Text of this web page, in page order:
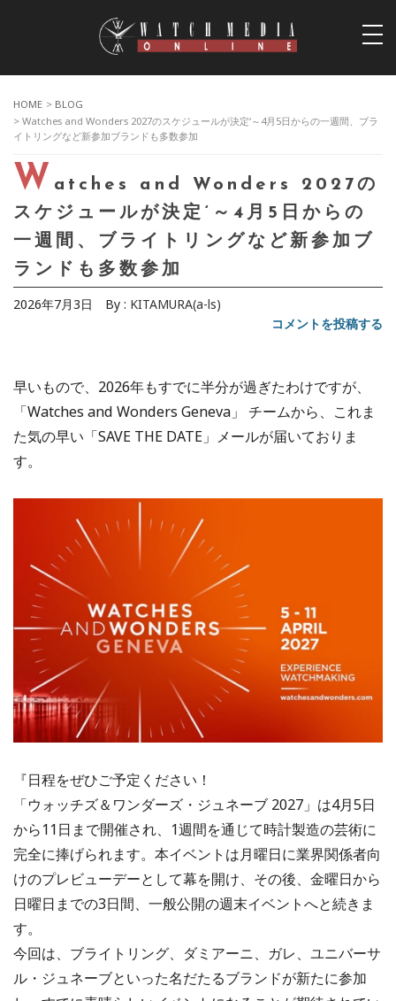
HOME > BLOG
> Watches and Wonders 2027のスケジュールが決定‘～4月5日からの一週間、ブラ
イトリングなど新参加ブランドも多数参加
W atches and Wonders 2027の
スケジュールが決定‘～4月5日からの
一週間、ブライトリングなど新参加ブ
ランドも多数参加
2026年7月3日 By : KITAMURA(a-ls)
コメントを投稿する
早いもので、2026年もすでに半分が過ぎたわけですが、
「Watches and Wonders Geneva」 チームから、これま
た気の早い「SAVE THE DATE」メールが届いておりま
す。
『日程をぜひご予定ください！
「ウォッチズ＆ワンダーズ・ジュネーブ 2027」は4月5日
から11日まで開催され、1週間を通じて時計製造の芸術に
完全に捧げられます。本イベントは月曜日に業界関係者向
けのプレビューデーとして幕を開け、その後、金曜日から
日曜日までの3日間、一般公開の週末イベントへと続きま
す。
今回は、ブライトリング、ダミアーニ、ガレ、ユニバーサ
ル・ジュネーブといった名だたるブランドが新たに参加